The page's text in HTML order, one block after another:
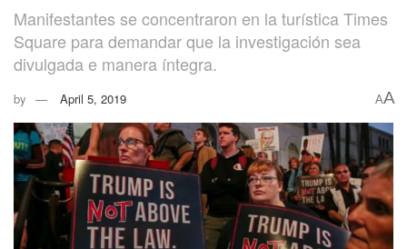
Manifestantes se concentraron en la turística Times
Square para demandar que la investigación sea
divulgada e manera íntegra.
by April 5, 2019 AA